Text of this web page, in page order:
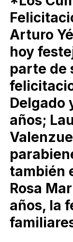
Arturo
hoy
parte de
Delgado
años;
también
Rosa
años, la